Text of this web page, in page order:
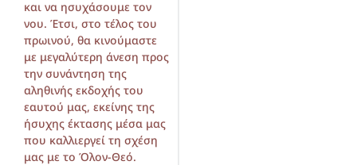
και να ησυχάσουμε τον
νου. Έτσι, στο τέλος του
πρωινού, θα κινούμαστε
με μεγαλύτερη άνεση προς
την συνάντηση της
αληθινής εκδοχής του
εαυτού μας, εκείνης της
ήσυχης έκτασης μέσα μας
που καλλιεργεί τη σχέση
μας με το Όλον-Θεό.